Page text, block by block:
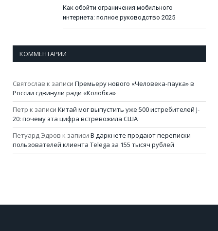
Как обойти ограничения мобильного
интернета: полное руководство 2025
КОММЕНТАРИИ
Святослав к записи Премьеру нового «Человека-паука» в
России сдвинули ради «Колобка»
Петр к записи Китай мог выпустить уже 500 истребителей J-
20: почему эта цифра встревожила США
Петуард Эдров к записи В даркнете продают переписки
пользователей клиента Telega за 155 тысяч рублей